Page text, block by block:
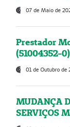
07 de Maio de
Prestador
(51004352-0)
01 de Outubro de
MUDANÇA
SERVIÇOS